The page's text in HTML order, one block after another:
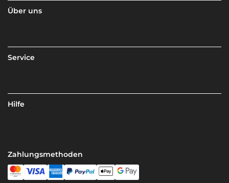
Über uns
Service
Hilfe
Zahlungsmethoden